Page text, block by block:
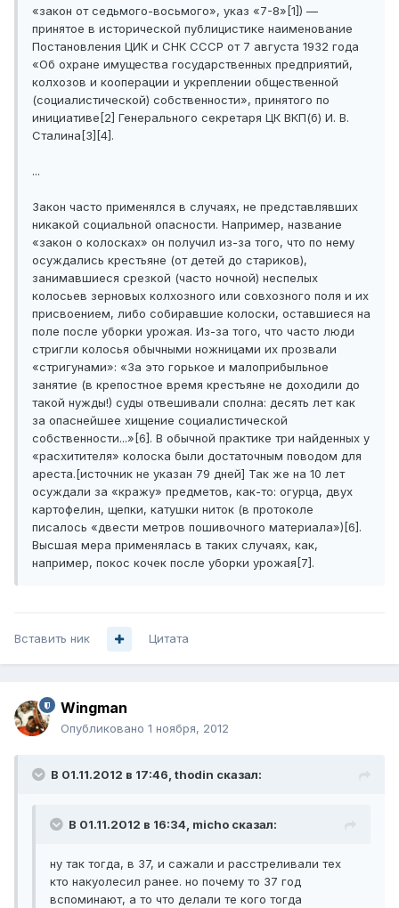
«закон от седьмого-восьмого», указ «7-8»[1]) —
принятое в исторической публицистике наименование
Постановления ЦИК и СНК СССР от 7 августа 1932 года
«Об охране имущества государственных предприятий,
колхозов и кооперации и укреплении общественной
(социалистической) собственности», принятого по
инициативе[2] Генерального секретаря ЦК ВКП(б) И. В.
Сталина[3][4].
...
Закон часто применялся в случаях, не представлявших
никакой социальной опасности. Например, название
«закон о колосках» он получил из-за того, что по нему
осуждались крестьяне (от детей до стариков),
занимавшиеся срезкой (часто ночной) неспелых
колосьев зерновых колхозного или совхозного поля и их
присвоением, либо собиравшие колоски, оставшиеся на
поле после уборки урожая. Из-за того, что часто люди
стригли колосья обычными ножницами их прозвали
«стригунами»: «За это горькое и малоприбыльное
занятие (в крепостное время крестьяне не доходили до
такой нужды!) суды отвешивали сполна: десять лет как
за опаснейшее хищение социалистической
собственности...»[6]. В обычной практике три найденных у
«расхитителя» колоска были достаточным поводом для
ареста.[источник не указан 79 дней] Так же на 10 лет
осуждали за «кражу» предметов, как-то: огурца, двух
картофелин, щепки, катушки ниток (в протоколе
писалось «двести метров пошивочного материала»)[6].
Высшая мера применялась в таких случаях, как,
например, покос кочек после уборки урожая[7].
Вставить ник Цитата
Wingman
Опубликовано 1 ноября, 2012
В 01.11.2012 в 17:46, thodin сказал:
В 01.11.2012 в 16:34, micho сказал:
ну так тогда, в 37, и сажали и расстреливали тех
кто накуолесил ранее. но почему то 37 год
вспоминают, а то что делали те кого тогда